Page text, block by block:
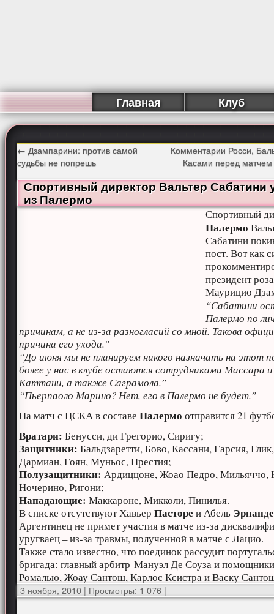
Главная Клуб
← Дзампарини: против самой
судьбы не попрешь
Комментарии Росси,
Касами перед
Спортивный директор Вальтер Сабатини
из Палермо
Спортивный
Палермо
Сабатини
пост. Вот как
президент
Маурицио
“Сабатини
Палермо по
причинам, а не из-за разногласий со мной. Такова
причина его ухода.”
“До июня мы не планируем никого назначать на этот
более у нас в клубе остаются сотрудниками Массара и
Каттани, а также Саграмола.”
“Пьерпаоло Марино? Нет, его в Палермо не будет.”
На матч с ЦСКА в составеПалермо отправится 21
Вратари: Бенусси, ди Грегорио, Сиригу;
Защитники: Бальдзаретти, Бово, Кассани, Гарсия, Глик,
Дармиан, Гоян, Муньос, Престия;
Полузащитники: Ардиццоне, Жоао Педро, Мильяччо,
Ночерино, Ригони;
Нападающие: Маккароне, Микколи, Пинилья.
В списке отсутствуют ХавьерПасторе и Абель
Аргентинец не примет участия в матче из-за
уругваец – из-за травмы, полученной в матче с Лацио.
Также стало известно, что поединок рассудит
бригада: главный арбитр Мануэл Де Соуза и
Ромалью, Жоау Сантош, Карлос Ксистра и Васку
3 ноября, 2010 | Просмотры: 1 076 |